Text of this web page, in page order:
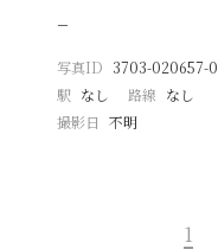
−
写真ID 3703-020657-0
駅 なし 路線 なし
撮影日
不明
1